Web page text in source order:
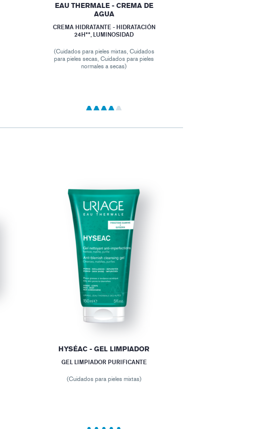
EAU THERMALE - CREMA DE
AGUA
CREMA HIDRATANTE - HIDRATACIÓN
24H**, LUMINOSIDAD
(Cuidados para pieles mixtas, Cuidados
para pieles secas, Cuidados para pieles
normales a secas)
HYSÉAC - GEL LIMPIADOR
GEL LIMPIADOR PURIFICANTE
(Cuidados para pieles mixtas)